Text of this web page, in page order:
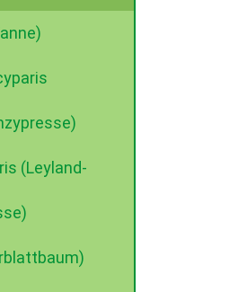
(Leyland-